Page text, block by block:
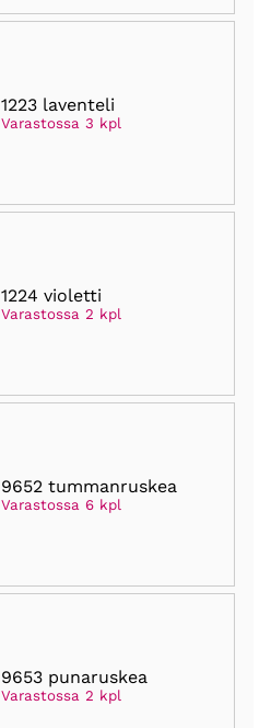
1223 laventeli
Varastossa 3 kpl
1224 violetti
Varastossa 2 kpl
9652 tummanruskea
Varastossa 6 kpl
9653 punaruskea
Varastossa 2 kpl